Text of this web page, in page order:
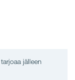
jälleen